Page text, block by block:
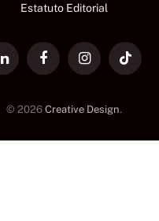
Estatuto Editorial
LinkedInFacebookInstagramTikTok
© 2026 Creative Design.